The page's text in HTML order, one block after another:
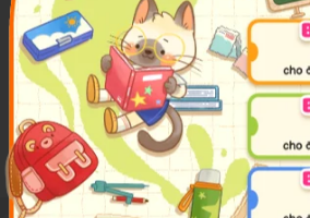
Mandalas For
A colouring book designed to help you
Use your imagination to create
subconscious take over, leading you on
inner safe place.